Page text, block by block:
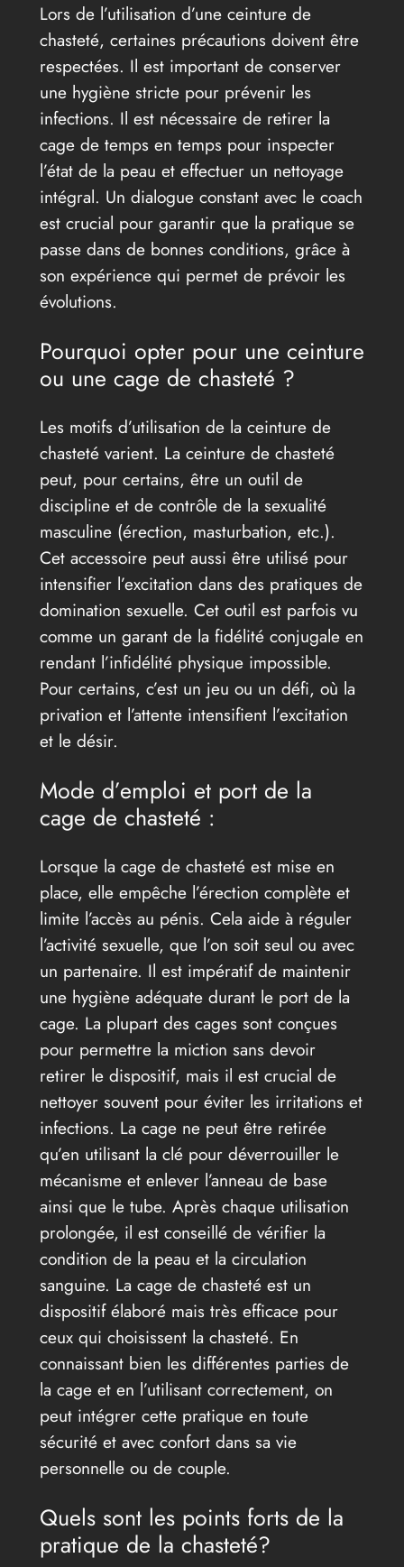
Lors de l’utilisation d’une ceinture de
chasteté, certaines précautions doivent être
respectées. Il est important de conserver
une hygiène stricte pour prévenir les
infections. Il est nécessaire de retirer la
cage de temps en temps pour inspecter
l’état de la peau et effectuer un nettoyage
intégral. Un dialogue constant avec le coach
est crucial pour garantir que la pratique se
passe dans de bonnes conditions, grâce à
son expérience qui permet de prévoir les
évolutions.
Pourquoi opter pour une ceinture
ou une cage de chasteté ?
Les motifs d’utilisation de la ceinture de
chasteté varient. La ceinture de chasteté
peut, pour certains, être un outil de
discipline et de contrôle de la sexualité
masculine (érection, masturbation, etc.).
Cet accessoire peut aussi être utilisé pour
intensifier l’excitation dans des pratiques de
domination sexuelle. Cet outil est parfois vu
comme un garant de la fidélité conjugale en
rendant l’infidélité physique impossible.
Pour certains, c’est un jeu ou un défi, où la
privation et l’attente intensifient l’excitation
et le désir.
Mode d’emploi et port de la
cage de chasteté :
Lorsque la cage de chasteté est mise en
place, elle empêche l’érection complète et
limite l’accès au pénis. Cela aide à réguler
l’activité sexuelle, que l’on soit seul ou avec
un partenaire. Il est impératif de maintenir
une hygiène adéquate durant le port de la
cage. La plupart des cages sont conçues
pour permettre la miction sans devoir
retirer le dispositif, mais il est crucial de
nettoyer souvent pour éviter les irritations et
infections. La cage ne peut être retirée
qu’en utilisant la clé pour déverrouiller le
mécanisme et enlever l’anneau de base
ainsi que le tube. Après chaque utilisation
prolongée, il est conseillé de vérifier la
condition de la peau et la circulation
sanguine. La cage de chasteté est un
dispositif élaboré mais très efficace pour
ceux qui choisissent la chasteté. En
connaissant bien les différentes parties de
la cage et en l’utilisant correctement, on
peut intégrer cette pratique en toute
sécurité et avec confort dans sa vie
personnelle ou de couple.
Quels sont les points forts de la
pratique de la chasteté?